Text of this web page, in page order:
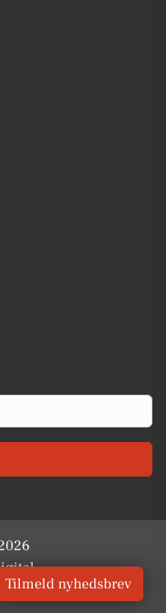
Tilmeld nyhedsbrev